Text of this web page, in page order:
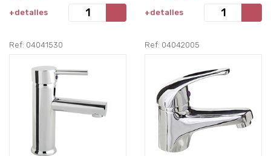
+detalles +detalles
Ref: 04041530 Ref: 04042005